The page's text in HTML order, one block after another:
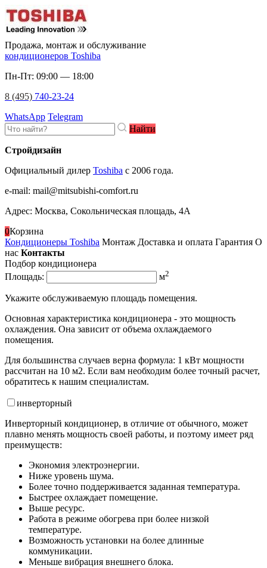
Продажа, монтаж и обслуживание
кондиционеров Toshiba
Пн-Пт: 09:00 — 18:00
8 (495) 740-23-24
WhatsApp Telegram
Найти
Стройдизайн
Официальный дилер Toshiba c 2006 года.
e-mail: mail@mitsubishi-comfort.ru
Адрес: Москва, Сокольническая площадь, 4А
0Корзина
Кондиционеры Toshiba Монтаж Доставка и оплата Гарантия О
нас Контакты
Подбор кондиционера
Площадь:
м2
Укажите обслуживаемую площадь помещения.
Основная характеристика кондиционера - это мощность
охлаждения. Она зависит от объема охлаждаемого
помещения.
Для большинства случаев верна формула: 1 кВт мощности
рассчитан на 10 м2. Если вам необходим более точный расчет,
обратитесь к нашим специалистам.
инверторный
Инверторный кондиционер, в отличие от обычного, может
плавно менять мощность своей работы, и поэтому имеет ряд
преимуществ:
Экономия электроэнергии.
Ниже уровень шума.
Более точно поддерживается заданная температура.
Быстрее охлаждает помещение.
Выше ресурс.
Работа в режиме обогрева при более низкой
температуре.
Возможность установки на более длинные
коммуникации.
Меньше вибрация внешнего блока.